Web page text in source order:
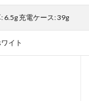
6.5g 充電ケース: 39g
イト